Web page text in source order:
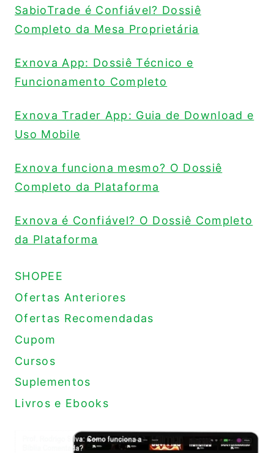
SabioTrade é Confiável? Dossiê
Completo da Mesa Proprietária
Exnova App: Dossiê Técnico e
Funcionamento Completo
Exnova Trader App: Guia de Download e
Uso Mobile
Exnova funciona mesmo? O Dossiê
Completo da Plataforma
Exnova é Confiável? O Dossiê Completo
da Plataforma
SHOPEE
Ofertas Anteriores
Ofertas Recomendadas
Cupom
Cursos
Suplementos
Livros e Ebooks